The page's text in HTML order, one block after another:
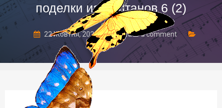
поделки из каштанов 6 (2)
22 Жовтня, 2020 Leave a comment